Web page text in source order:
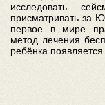
исследовать
присматривать за
первое в мире
метод лечения
ребёнка